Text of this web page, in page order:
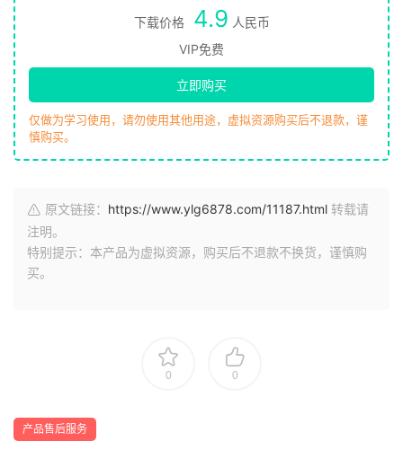
下载价格 4.9 人民币
VIP免费
立即购买
仅做为学习使用，请勿使用其他用途，虚拟资源购买后不退款，谨
慎购买。
原文链接： https://www.ylg6878.com/11187.html 转载请
注明。
特别提示：本产品为虚拟资源，购买后不退款不换货，谨慎购
买。
0 0
产品售后服务